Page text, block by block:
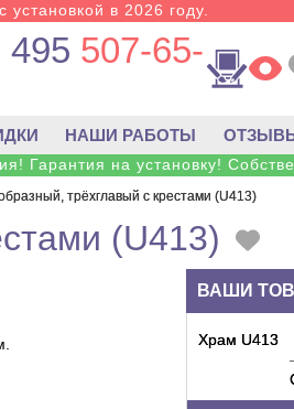
в 2026 году.
495 507-65-
НАШИ РАБОТЫ
Гарантия на установку!
трёхглавый с крестами (U413)
(U413)
ВАШИ
Храм U413